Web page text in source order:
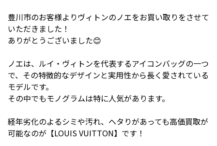
豊川市のお客様よりヴィトンのノエをお買い取りをさせて
いただきました！
ありがとうございました😊
ノエは、ルイ・ヴィトンを代表するアイコンバッグの一つ
で、その特徴的なデザインと実用性から長く愛されている
モデルです。
その中でもモノグラムは特に人気があります。
経年劣化のよるシミや汚れ、ヘタりがあっても高価買取が
可能なのが【LOUIS VUITTON】です！